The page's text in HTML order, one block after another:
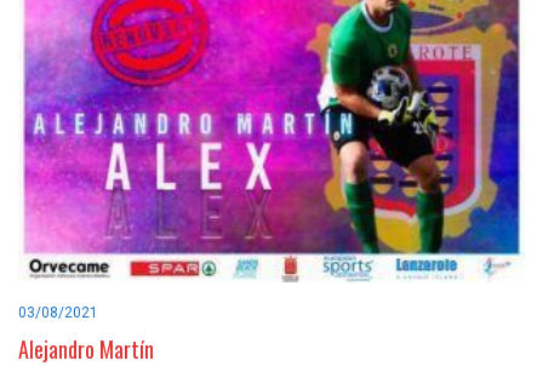
03/08/2021
Alejandro Martín